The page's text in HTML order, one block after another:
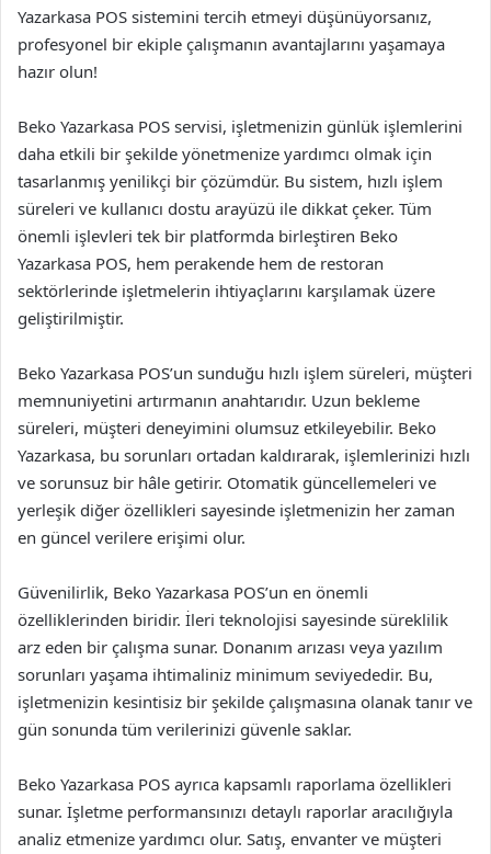
Yazarkasa POS sistemini tercih etmeyi düşünüyorsanız,
profesyonel bir ekiple çalışmanın avantajlarını yaşamaya
hazır olun!
Beko Yazarkasa POS servisi, işletmenizin günlük işlemlerini
daha etkili bir şekilde yönetmenize yardımcı olmak için
tasarlanmış yenilikçi bir çözümdür. Bu sistem, hızlı işlem
süreleri ve kullanıcı dostu arayüzü ile dikkat çeker. Tüm
önemli işlevleri tek bir platformda birleştiren Beko
Yazarkasa POS, hem perakende hem de restoran
sektörlerinde işletmelerin ihtiyaçlarını karşılamak üzere
geliştirilmiştir.
Beko Yazarkasa POS’un sunduğu hızlı işlem süreleri, müşteri
memnuniyetini artırmanın anahtarıdır. Uzun bekleme
süreleri, müşteri deneyimini olumsuz etkileyebilir. Beko
Yazarkasa, bu sorunları ortadan kaldırarak, işlemlerinizi hızlı
ve sorunsuz bir hâle getirir. Otomatik güncellemeleri ve
yerleşik diğer özellikleri sayesinde işletmenizin her zaman
en güncel verilere erişimi olur.
Güvenilirlik, Beko Yazarkasa POS’un en önemli
özelliklerinden biridir. İleri teknolojisi sayesinde süreklilik
arz eden bir çalışma sunar. Donanım arızası veya yazılım
sorunları yaşama ihtimaliniz minimum seviyededir. Bu,
işletmenizin kesintisiz bir şekilde çalışmasına olanak tanır ve
gün sonunda tüm verilerinizi güvenle saklar.
Beko Yazarkasa POS ayrıca kapsamlı raporlama özellikleri
sunar. İşletme performansınızı detaylı raporlar aracılığıyla
analiz etmenize yardımcı olur. Satış, envanter ve müşteri